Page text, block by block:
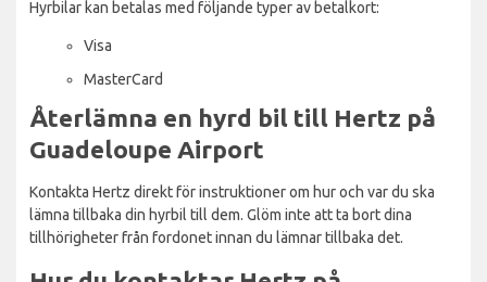
Hyrbilar kan betalas med följande typer av betalkort:
Visa
MasterCard
Återlämna en hyrd bil till Hertz på
Guadeloupe Airport
Kontakta Hertz direkt för instruktioner om hur och var du ska
lämna tillbaka din hyrbil till dem. Glöm inte att ta bort dina
tillhörigheter från fordonet innan du lämnar tillbaka det.